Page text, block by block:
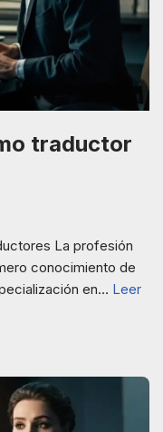
traductor
La profesión
conocimiento de
en… Leer